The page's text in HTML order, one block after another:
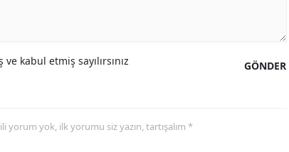
GÖNDER
ve kabul etmiş sayılırsınız
yorum yok, ilk yorumu siz yazın, tartışalım *